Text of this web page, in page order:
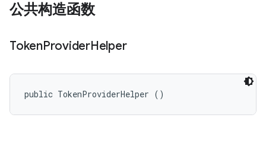
公共构造函数
TokenProviderHelper
public TokenProviderHelper ()